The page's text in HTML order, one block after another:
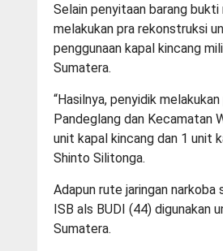
Selain penyitaan barang
melakukan pra rekonstruksi
penggunaan kapal kincang
Sumatera.
“Hasilnya, penyidik
Pandeglang dan Kecamatan
unit kapal kincang dan 1 unit
Shinto Silitonga.
Adapun rute jaringan
ISB als BUDI (44) digunakan
Sumatera.